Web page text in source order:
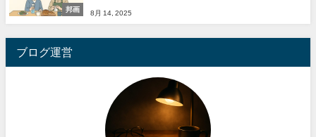
邦画
8月 14, 2025
ブログ運営